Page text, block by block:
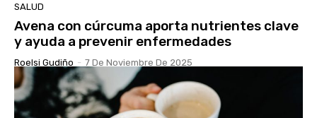
SALUD
Avena con cúrcuma aporta nutrientes clave
y ayuda a prevenir enfermedades
Roelsi Gudiño - 7 De Noviembre De 2025